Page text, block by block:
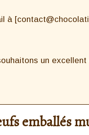
à
un excellent
emballés